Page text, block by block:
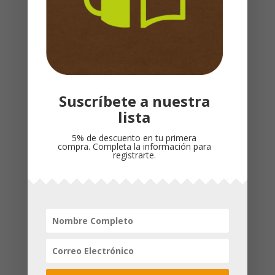
Sanar de los patrones relacionales rotos a
fin de que logres elegir amigos más seguros.
Productos relacionados
¡Oferta!
Suscríbete a nuestra
lista
5% de descuento en tu primera
compra. Completa la información para
registrarte.